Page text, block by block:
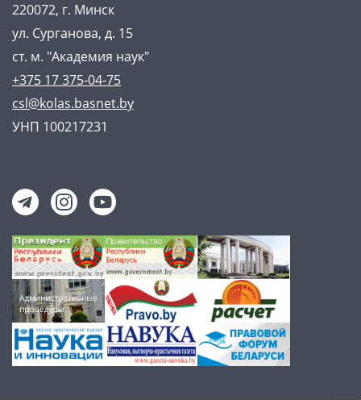
220072, г. Минск
ул. Сурганова, д. 15
ст. м. "Академия наук"
+375 17 375-04-75
csl@kolas.basnet.by
УНП 100217231